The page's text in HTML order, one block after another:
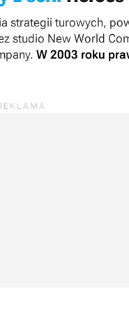
strategii turowych,
studio New World
W 2003 roku